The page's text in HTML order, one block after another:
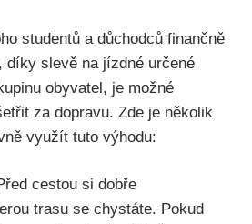
studentů a důchodců finančně
‌díky slevě na jízdné určené⁤
obyvatel, je možné
za dopravu. Zde je ‌několik
využít⁤ tuto⁣ výhodu:
cestou si dobře
trasu se chystáte. Pokud